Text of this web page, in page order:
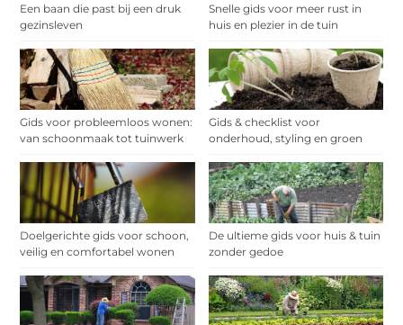
Een baan die past bij een druk
gezinsleven
Snelle gids voor meer rust in
huis en plezier in de tuin
Gids voor probleemloos wonen:
van schoonmaak tot tuinwerk
Gids & checklist voor
onderhoud, styling en groen
Doelgerichte gids voor schoon,
veilig en comfortabel wonen
De ultieme gids voor huis & tuin
zonder gedoe